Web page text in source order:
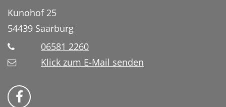
Kunohof 25
54439 Saarburg
06581 2260
Klick zum E-Mail senden
Bistum Trier auf Facebook